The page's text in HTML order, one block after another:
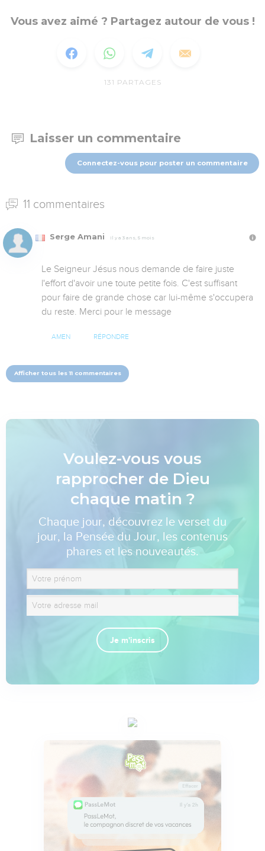
Vous avez aimé ? Partagez autour de vous !
131 PARTAGES
Laisser un commentaire
Connectez-vous pour poster un commentaire
11 commentaires
Serge Amani Il y a 3 ans, 5 mois
Le Seigneur Jésus nous demande de faire juste
l'effort d'avoir une toute petite fois. C'est suffisant
pour faire de grande chose car lui-même s'occupera
du reste. Merci pour le message
AMEN RÉPONDRE
Afficher tous les 11 commentaires
Voulez-vous vous
rapprocher de Dieu
chaque matin ?
Chaque jour, découvrez le verset du
jour, la Pensée du Jour, les contenus
phares et les nouveautés.
Je m'inscris